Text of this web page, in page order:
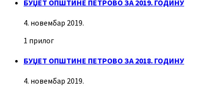
БУЏЕТ ОПШТИНЕ ПЕТРОВО ЗА 2019. ГОДИНУ
4. новембар 2019.
1 прилог
БУЏЕТ ОПШТИНЕ ПЕТРОВО ЗА 2018. ГОДИНУ
4. новембар 2019.